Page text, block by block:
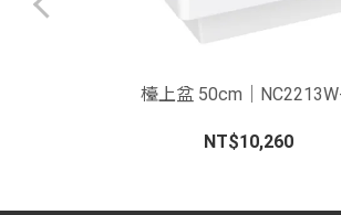
檯上盆 50cm｜
NT$10,260